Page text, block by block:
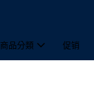
商品分類 促销